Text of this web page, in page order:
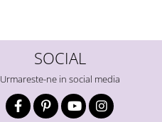
SOCIAL
Urmareste-ne in social media